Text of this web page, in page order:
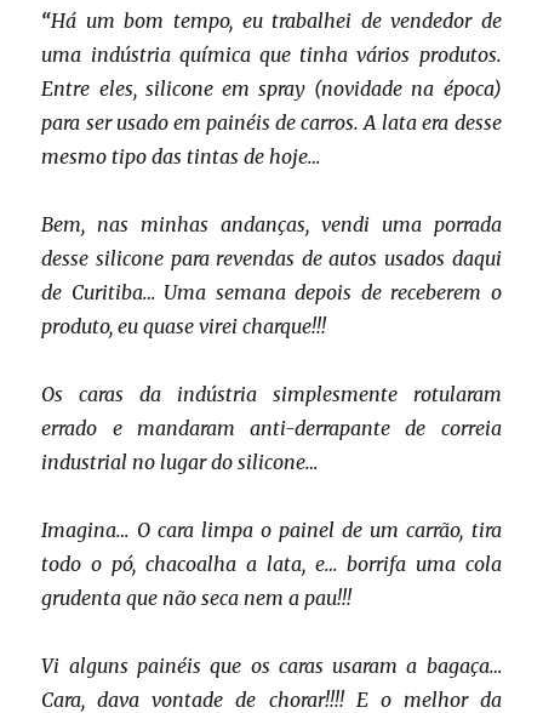
“Há um bom tempo, eu trabalhei de vendedor de
uma indústria química que tinha vários produtos.
Entre eles, silicone em spray (novidade na época)
para ser usado em painéis de carros. A lata era desse
mesmo tipo das tintas de hoje…
Bem, nas minhas andanças, vendi uma porrada
desse silicone para revendas de autos usados daqui
de Curitiba… Uma semana depois de receberem o
produto, eu quase virei charque!!!
Os caras da indústria simplesmente rotularam
errado e mandaram anti-derrapante de correia
industrial no lugar do silicone…
Imagina… O cara limpa o painel de um carrão, tira
todo o pó, chacoalha a lata, e… borrifa uma cola
grudenta que não seca nem a pau!!!
Vi alguns painéis que os caras usaram a bagaça…
Cara, dava vontade de chorar!!!! E o melhor da